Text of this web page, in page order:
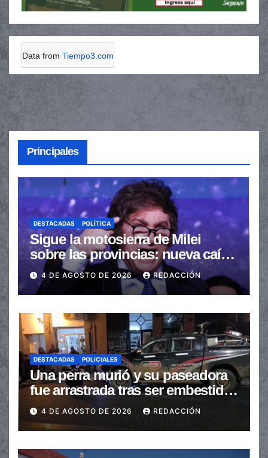
Data from Tiempo3.com
Principales
DESTACADAS POLÍTICA
Sigue la motosierra de Milei
sobre las provincias: nueva caída
de las transferencias no
automáticas
4 DE AGOSTO DE 2026 REDACCIÓN
DESTACADAS POLICIALES
Una perra murió y su paseadora
fue arrastrada tras ser embestidas
en la senda peatonal
4 DE AGOSTO DE 2026 REDACCIÓN